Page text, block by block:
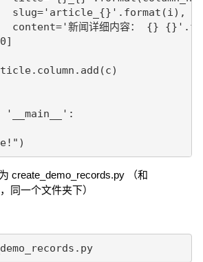
详细内容： {}
'__main__':
create_demo_records.py （和
同一个文件夹下）